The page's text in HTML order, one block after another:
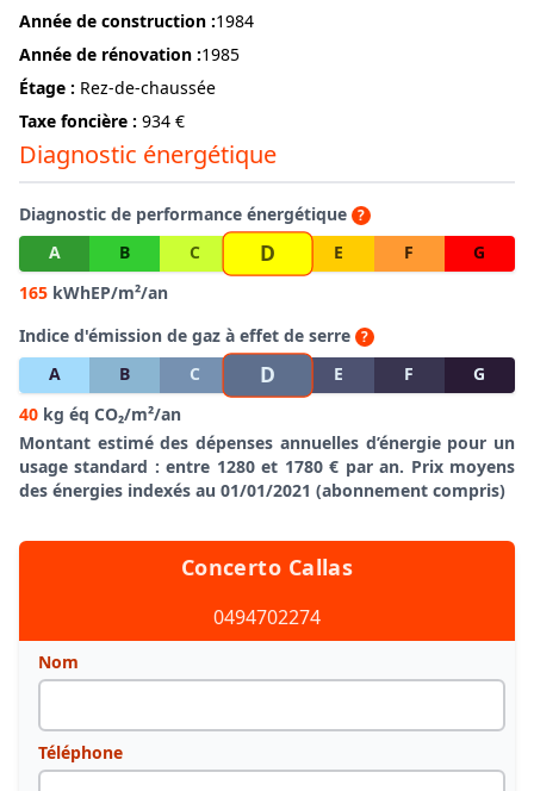
année de construction :1984
année de rénovation :1985
étage : Rez-de-chaussée
Taxe foncière : 934 €
Diagnostic énergétique
Diagnostic de performance énergétique ?
A B C D E F
G
165 kWhEP/m²/an
Indice d'émission de gaz à effet de serre ?
A B C D E F
G
40 kg éq CO₂/m²/an
Montant estimé des dépenses annuelles d’énergie pour un
usage standard : entre 1280 et 1780 € par an. Prix moyens
des énergies indexés au 01/01/2021 (abonnement compris)
Concerto Callas
0494702274
Nom
Téléphone